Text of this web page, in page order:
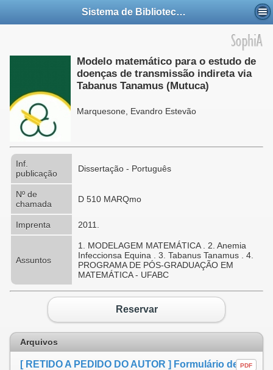
Sistema de Bibliotecas da UFABC
Modelo matemático para o estudo de
doenças de transmissão indireta via
Tabanus Tanamus (Mutuca)
Marquesone, Evandro Estevão
Inf.
publicação
Dissertação - Português
Nº de
chamada
D 510 MARQmo
Imprenta 2011.
Assuntos
1. MODELAGEM MATEMÁTICA . 2. Anemia
Infeccionsa Equina . 3. Tabanus Tanamus . 4.
PROGRAMA DE PÓS-GRADUAÇÃO EM
MATEMÁTICA - UFABC
Reservar
Arquivos
[ RETIDO A PEDIDO DO AUTOR ] Formulário de autorização
PDF